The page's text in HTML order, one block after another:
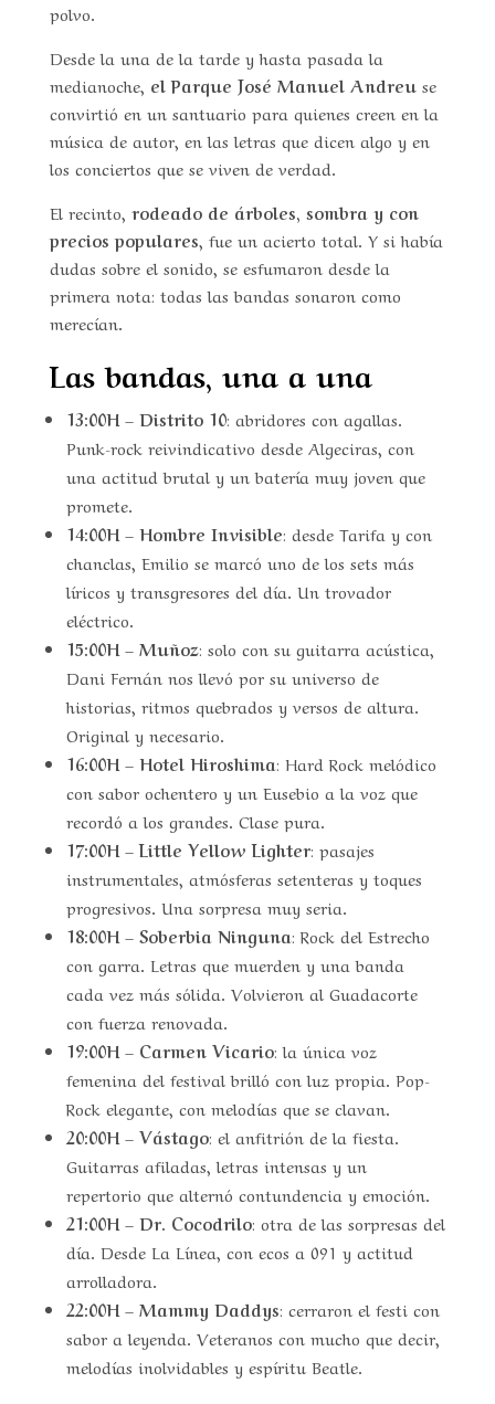
polvo.
Desde la una de la tarde y hasta pasada la
medianoche, el Parque José Manuel Andreuse
convirtió en un santuario para quienes creen en la
música de autor, en las letras que dicen algo y en
los conciertos que se viven de verdad.
El recinto, rodeado de árboles, sombra y con
precios populares, fue un acierto total. Y si había
dudas sobre el sonido, se esfumaron desde la
primera nota: todas las bandas sonaron como
merecían.
Las bandas, una a una
13:00H – Distrito 10: abridores con agallas.
Punk-rock reivindicativo desde Algeciras, con
una actitud brutal y un batería muy joven que
promete.
14:00H – Hombre Invisible: desde Tarifa y con
chanclas, Emilio se marcó uno de los sets más
líricos y transgresores del día. Un trovador
eléctrico.
15:00H – Muñoz: solo con su guitarra acústica,
Dani Fernán nos llevó por su universo de
historias, ritmos quebrados y versos de altura.
Original y necesario.
16:00H – Hotel Hiroshima: Hard Rock melódico
con sabor ochentero y un Eusebio a la voz que
recordó a los grandes. Clase pura.
17:00H – Little Yellow Lighter: pasajes
instrumentales, atmósferas setenteras y toques
progresivos. Una sorpresa muy seria.
18:00H – Soberbia Ninguna: Rock del Estrecho
con garra. Letras que muerden y una banda
cada vez más sólida. Volvieron al Guadacorte
con fuerza renovada.
19:00H – Carmen Vicario: la única voz
femenina del festival brilló con luz propia. Pop-
Rock elegante, con melodías que se clavan.
20:00H – Vástago: el anfitrión de la fiesta.
Guitarras afiladas, letras intensas y un
repertorio que alternó contundencia y emoción.
21:00H – Dr. Cocodrilo: otra de las sorpresas del
día. Desde La Línea, con ecos a 091 y actitud
arrolladora.
22:00H – Mammy Daddys: cerraron el festi con
sabor a leyenda. Veteranos con mucho que decir,
melodías inolvidables y espíritu Beatle.